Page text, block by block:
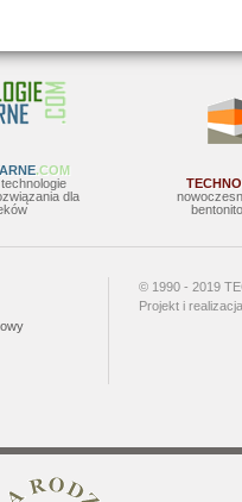
.COM
dla
© 1990 - 2019
Projekt i realizacja